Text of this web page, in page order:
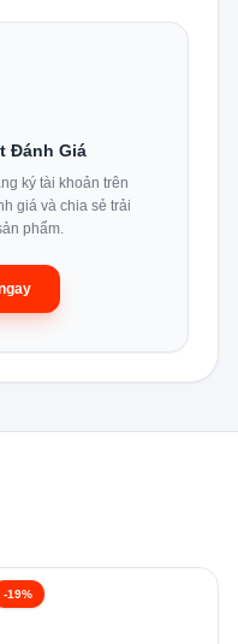
lạnh
BTU
(PAM + PWM)
sao
Đánh Giá
ký tài khoản trên
giá và chia sẻ trải
phẩm.
-19%